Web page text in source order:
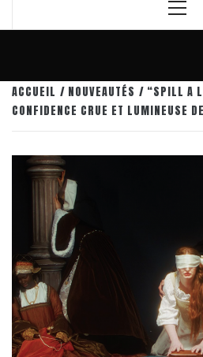
Menu
ACCUEIL NOUVEAUTÉS
“SPILL A
CONFIDENCE CRUE ET LUMINEUSE